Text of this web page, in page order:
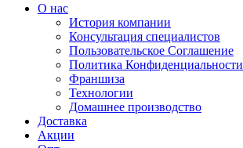
О нас
История компании
Консультация специалистов
Пользовательское Соглашение
Политика Конфиденциальности
Франшиза
Технологии
Домашнее производство
Доставка
Акции